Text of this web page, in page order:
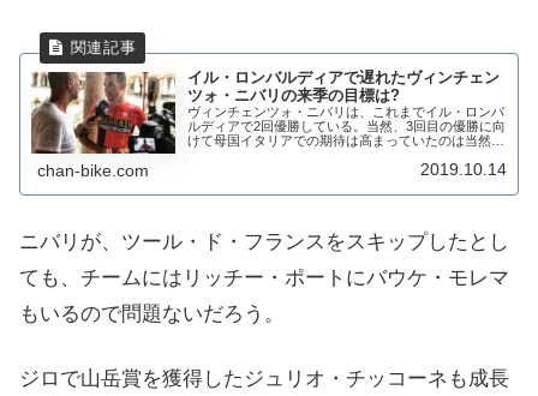
イル・ロンバルディアで遅れたヴィンチェン
ツォ・ニバリの来季の目標は?
ヴィンチェンツォ・ニバリは、これまでイル・ロンバ
ルディアで2回優勝している。当然、3回目の優勝に向
けて母国イタリアでの期待は高まっていたのは当然。
リオの登りで遅れてしまう。残念ながら、ニバリ...
chan-bike.com 2019.10.14
ニバリが、ツール・ド・フランスをスキップしたとし
ても、チームにはリッチー・ポートにバウケ・モレマ
もいるので問題ないだろう。
ジロで山岳賞を獲得したジュリオ・チッコーネも成長